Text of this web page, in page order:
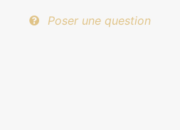
Poser une question